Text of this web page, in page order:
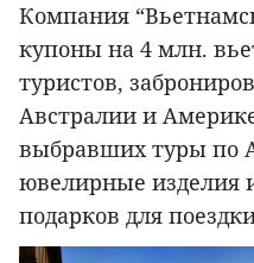
Компания
купоны на 4 млн.
туристов,
Австралии и
выбравших туры по
ювелирные изделия
подарков для